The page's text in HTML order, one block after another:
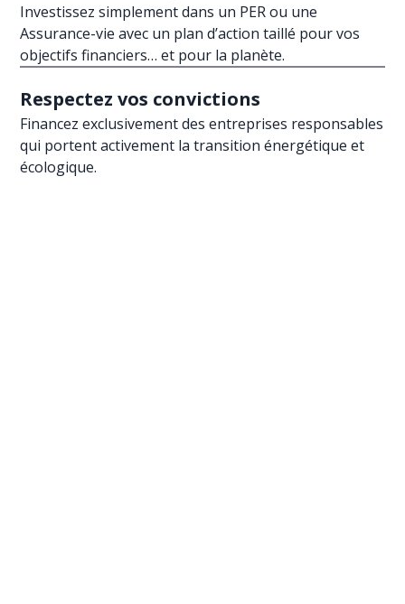
Investissez simplement dans un PER ou une
Assurance-vie avec un plan d’action taillé pour vos
objectifs financiers… et pour la planète.
Respectez vos convictions
Financez exclusivement des entreprises responsables
qui portent activement la transition énergétique et
écologique.